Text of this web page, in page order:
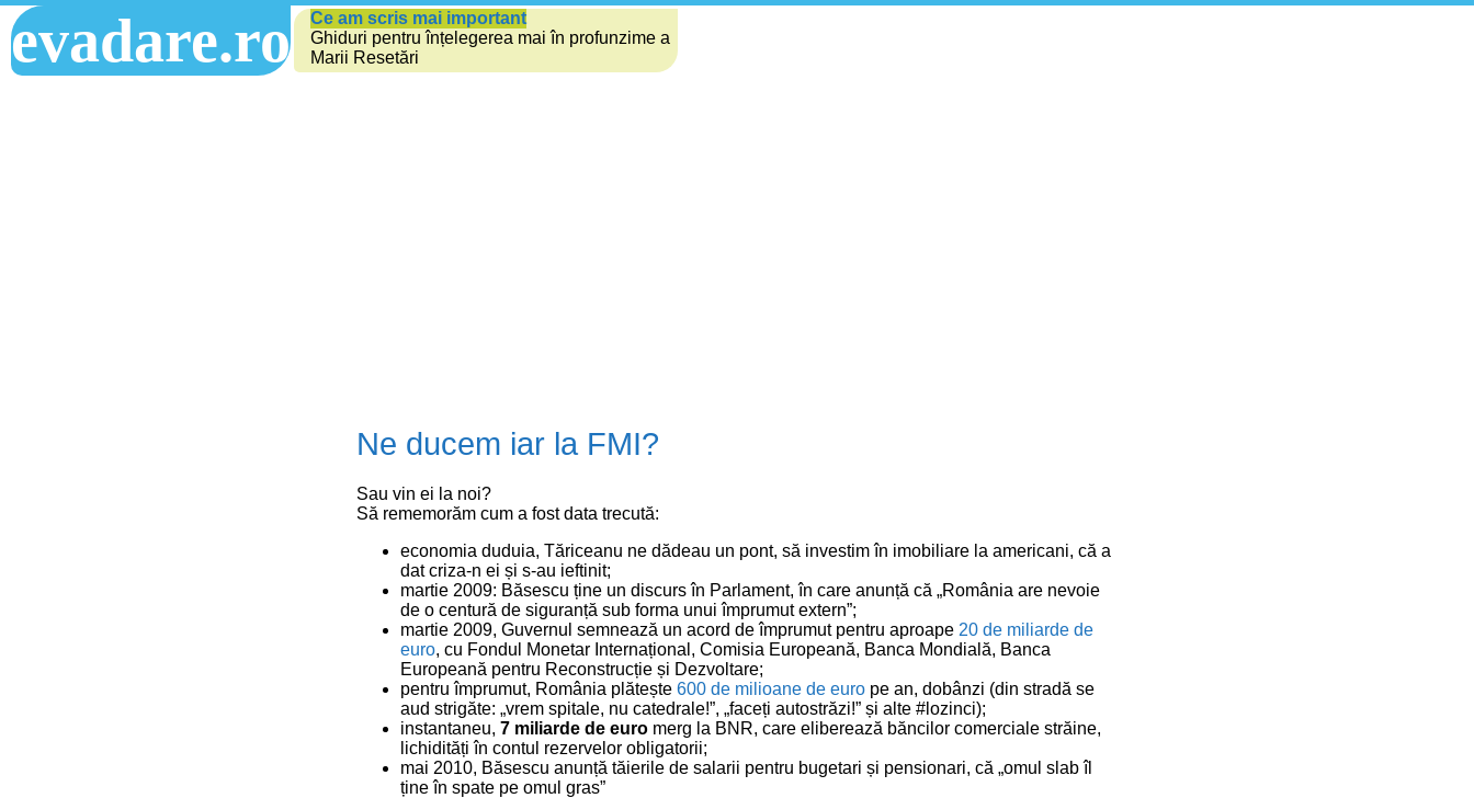
evadare.ro
Ce am scris mai important
Ghiduri pentru înțelegerea mai în profunzime a
Marii Resetări
Ne ducem iar la FMI?
Sau vin ei la noi?
Să rememorăm cum a fost data trecută:
economia duduia, Tăriceanu ne dădeau un pont, să investim în imobiliare la americani, că a
dat criza-n ei și s-au ieftinit;
martie 2009: Băsescu ține un discurs în Parlament, în care anunță că „România are nevoie
de o centură de siguranță sub forma unui împrumut extern”;
martie 2009, Guvernul semnează un acord de împrumut pentru aproape 20 de miliarde de
euro, cu Fondul Monetar Internațional, Comisia Europeană, Banca Mondială, Banca
Europeană pentru Reconstrucție și Dezvoltare;
pentru împrumut, România plătește 600 de milioane de euro pe an, dobânzi (din stradă se
aud strigăte: „vrem spitale, nu catedrale!”, „faceți autostrăzi!” și alte #lozinci);
instantaneu, 7 miliarde de euro merg la BNR, care eliberează băncilor comerciale străine,
lichidități în contul rezervelor obligatorii;
mai 2010, Băsescu anunță tăierile de salarii pentru bugetari și pensionari, că „omul slab îl
ține în spate pe omul gras”